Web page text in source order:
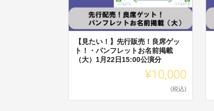
【見たい！】先行販売！良席ゲッ
ト！・パンフレットお名前掲載
（大）1月22日15:00公演分
¥10,000
(税込)